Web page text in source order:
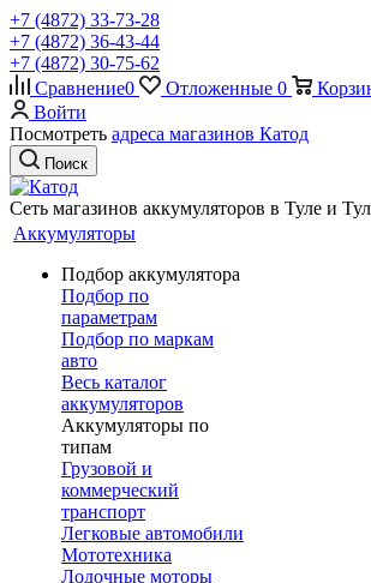
+7 (4872) 33-73-28
+7 (4872) 36-43-44
+7 (4872) 30-75-62
Сравнение0 Отложенные 0
Войти
Посмотреть адреса магазинов Катод
Поиск
Сеть магазинов аккумуляторов в Туле и
Аккумуляторы
Подбор аккумулятора
Подбор по
параметрам
Подбор по маркам
авто
Весь каталог
аккумуляторов
Аккумуляторы по
типам
Грузовой и
коммерческий
транспорт
Легковые автомобили
Мототехника
Лодочные моторы